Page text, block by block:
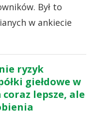
Był to
w ankiecie
ryzyk
giełdowe w
coraz lepsze, ale